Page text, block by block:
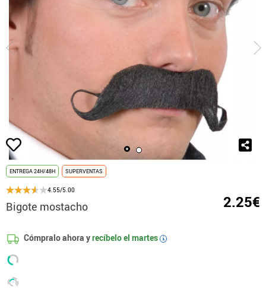
ENTREGA 24H/48H SUPERVENTAS
4.55/5.00
Bigote mostacho 2.25€
Cómpralo ahora yrecíbelo el martes i